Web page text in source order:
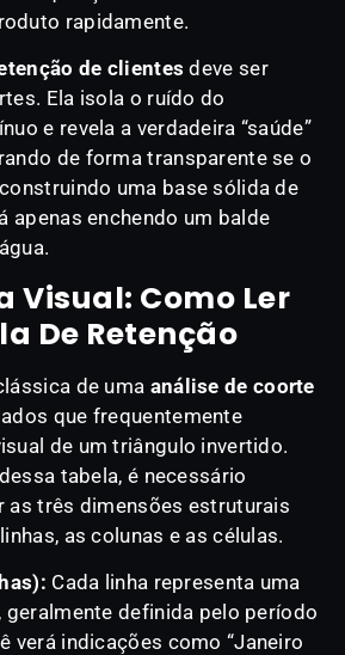
rapidamente.
de clientes deve ser
Ela isola o ruído do
e revela a verdadeira “saúde”
de forma transparente se o
uma base sólida de
apenas enchendo um balde
Visual: Como Ler
De Retenção
de uma análise de coorte
que frequentemente
de um triângulo invertido.
tabela, é necessário
as três dimensões estruturais
as colunas e as células.
Cada linha representa uma
definida pelo período
verá indicações como “Janeiro